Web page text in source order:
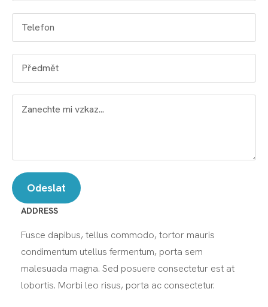
ADDRESS
Fusce dapibus, tellus commodo, tortor mauris
condimentum utellus fermentum, porta sem
malesuada magna. Sed posuere consectetur est at
lobortis. Morbi leo risus, porta ac consectetur.